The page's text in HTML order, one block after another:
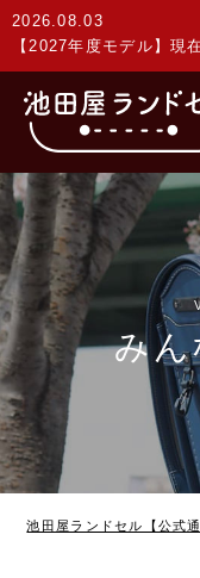
2026.08.03
【2027年度モデル】現
みん
池田屋ランドセル【公式